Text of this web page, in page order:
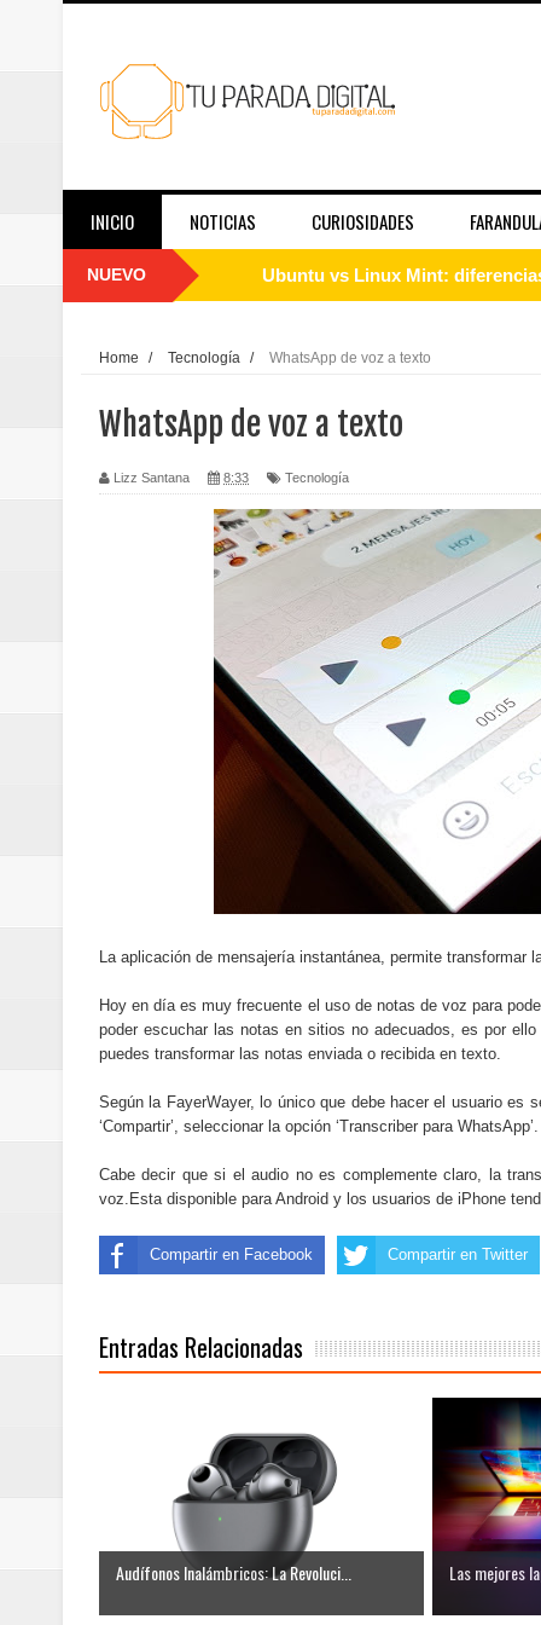
INICIO NOTICIAS CURIOSIDADES
NUEVO Cómo instalar Linux desde
El papel de las redes sociales
Telemedicina hoy: en qué
Cómo la tecnología está
Aplicaciones para gestionar
Guía completa para entender la
La noticia tecnológica más
Cómo ha cambiado la forma de
Cómo una polémica en redes
Cómo funcionan los algoritmos
Telemedicina: beneficios
Cómo la tecnología está
Aplicaciones de salud: qué
Cómo están cambiando los
Home / Tecnología / WhatsApp de voz a texto
WhatsApp de voz a texto
Lizz Santana 8:33 Tecnología
La aplicación de mensajería instantánea, permite transformar
Hoy en día es muy frecuente el uso de notas de voz para
poder escuchar las notas en sitios no adecuados, es por
puedes transformar las notas enviada o recibida en texto.
Según la FayerWayer, lo único que debe hacer el usuario es
‘Compartir’, seleccionar la opción ‘Transcriber para
Cabe decir que si el audio no es complemente claro, la
voz.Esta disponible para Android y los usuarios de iPhone
Compartir en Facebook Compartir en Twitter
Entradas Relacionadas
Audífonos Inalámbricos: La Revoluci... Las mejores